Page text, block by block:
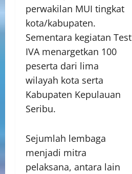
perwakilan MUI tingkat
kota/kabupaten.
Sementara kegiatan Test
IVA menargetkan 100
peserta dari lima
wilayah kota serta
Kabupaten Kepulauan
Seribu.
Sejumlah lembaga
menjadi mitra
pelaksana, antara lain